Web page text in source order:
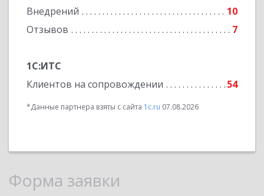
Внедрений
10
Отзывов
7
1С:ИТС
Клиентов на сопровождении
54
*Данные партнера взяты с сайта 1c.ru 07.08.2026
Форма заявки